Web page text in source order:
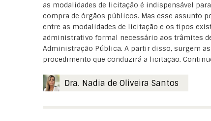
as modalidades de licitação é indispensável
compra de órgãos públicos. Mas esse assunto
entre as modalidades de licitação e os tipos
administrativo formal necessário aos trâmites
Administração Pública. A partir disso, surgem
procedimento que conduzirá a licitação.
Dra. Nadia de Oliveira Santos